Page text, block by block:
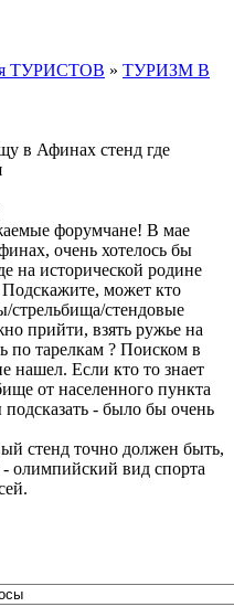
ТУРИСТОВ » ТУРИЗМ В
в Афинах стенд где
форумчане! В мае
очень хотелось бы
на исторической родине
может кто
стрельбища/стендовые
прийти, взять ружье на
по тарелкам ? Поиском в
нашел. Если кто то знает
от населенного пункта
- было бы очень
стенд точно должен быть,
- олимпийский вид спорта